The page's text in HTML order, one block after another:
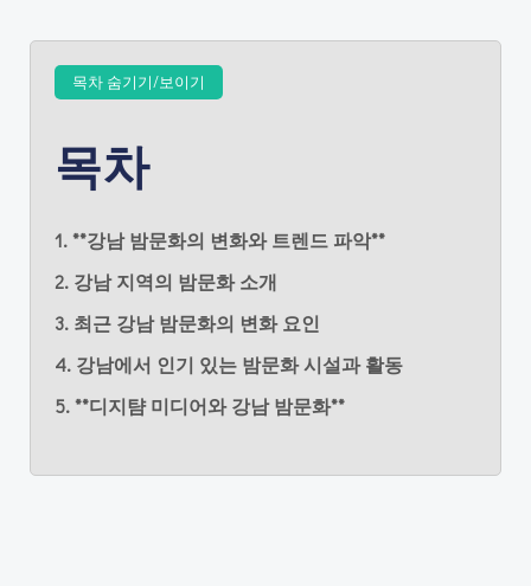
목차 숨기기/보이기
목차
1. **강남 밤문화의 변화와 트렌드 파악**
2. 강남 지역의 밤문화 소개
3. 최근 강남 밤문화의 변화 요인
4. 강남에서 인기 있는 밤문화 시설과 활동
5. **디지턈 미디어와 강남 밤문화**